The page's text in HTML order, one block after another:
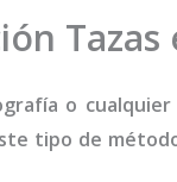
Tazas
o
tipo de